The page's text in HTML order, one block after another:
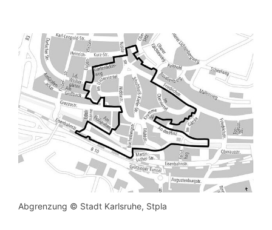
Abgrenzung © Stadt Karlsruhe, Stpla